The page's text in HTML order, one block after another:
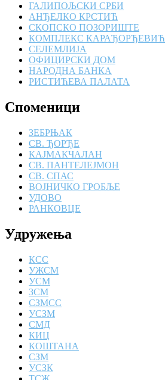
ГАЛИПОЉСКИ СРБИ
АНЂЕЛКО КРСТИЋ
СКОПСКО ПОЗОРИШТЕ
КОМПЛЕКС КАРАЂОРЂЕВИЋ
СЕЛЕМЛИЈА
ОФИЦИРСКИ ДОМ
НАРОДНА БАНКА
РИСТИЋЕВА ПАЛАТА
Споменици
ЗЕБРЊАК
СВ. ЂОРЂЕ
КАЈМАКЧАЛАН
СВ. ПАНТЕЛЕЈМОН
СВ. СПАС
ВОЈНИЧКО ГРОБЉЕ
УДОВО
РАНКОВЦЕ
Удружења
КСС
УЖСМ
УСМ
ЗСМ
СЗМСС
УСЗМ
СМД
КИЦ
КОШТАНА
СЗМ
УСЗК